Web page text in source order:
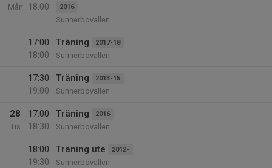
Mån
18:00
2016
Sunnerbovallen
17:00
18:00
Träning 2017-18
Sunnerbovallen
17:30
19:00
Träning 2013-15
Sunnerbovallen
28
Tis
17:00
18:30
Träning 2016
Sunnerbovallen
18:00
19:30
Träning ute 2012-
Sunnerbovallen